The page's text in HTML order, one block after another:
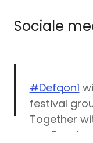
Sociale
#Defqon1
festival
Together
van